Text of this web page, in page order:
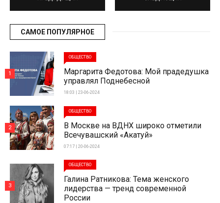
САМОЕ ПОПУЛЯРНОЕ
ОБЩЕСТВО
Маргарита Федотова: Мой прадедушка
управлял Поднебесной
18:03 | 23-06-2024
1
ОБЩЕСТВО
В Москве на ВДНХ широко отметили
Всечувашский «Акатуй»
07:17 | 20-06-2024
2
ОБЩЕСТВО
Галина Ратникова: Тема женского
лидерства — тренд современной
России
3